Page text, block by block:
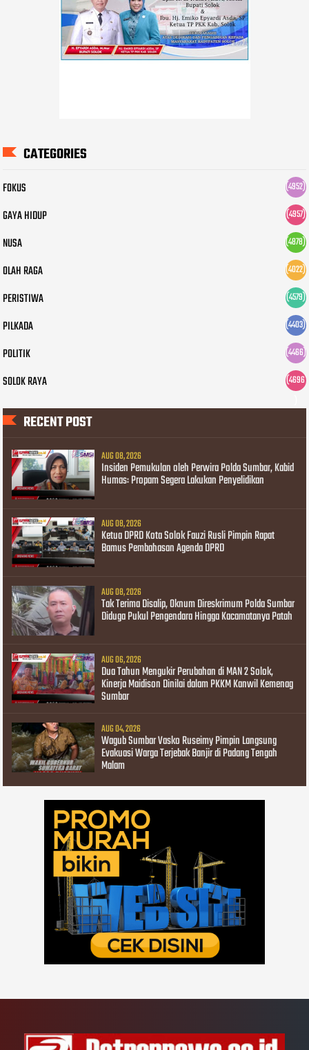
CATEGORIES
FOKUS (4952)
GAYA HIDUP (4957)
NUSA (4878)
OLAH RAGA (4022)
PERISTIWA (4579)
PILKADA (4403)
POLITIK (4466)
SOLOK RAYA
(4696
RECENT POST
AUG 08, 2026
Insiden Pemukulan oleh Perwira Polda Sumbar, Kabid
Humas: Propam Segera Lakukan Penyelidikan
AUG 08, 2026
Ketua DPRD Kota Solok Fauzi Rusli Pimpin Rapat
Bamus Pembahasan Agenda DPRD
AUG 08, 2026
Tak Terima Disalip, Oknum Direskrimum Polda Sumbar
Diduga Pukul Pengendara Hingga Kacamatanya Patah
AUG 06, 2026
Dua Tahun Mengukir Perubahan di MAN 2 Solok,
Kinerja Maidison Dinilai dalam PKKM Kanwil Kemenag
Sumbar
AUG 04, 2026
Wagub Sumbar Vasko Ruseimy Pimpin Langsung
Evakuasi Warga Terjebak Banjir di Padang Tengah
Malam